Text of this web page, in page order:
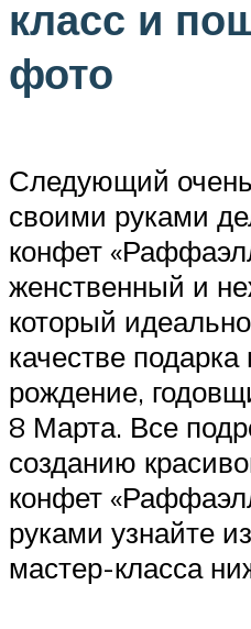
класс и
фото
Следующий
своими руками
конфет
женственный и
который
качестве подарка
рождение,
8 Марта. Все
созданию
конфет
руками узнайте
мастер-класса